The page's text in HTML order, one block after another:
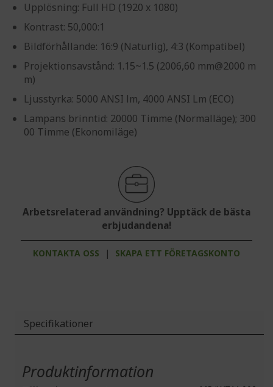
Upplösning: Full HD (1920 x 1080)
Kontrast: 50,000:1
Bildförhållande: 16:9 (Naturlig), 4:3 (Kompatibel)
Projektionsavstånd: 1.15~1.5 (2006,60 mm@2000 m
m)
Ljusstyrka: 5000 ANSI lm, 4000 ANSI Lm (ECO)
Lampans brinntid: 20000 Timme (Normalläge); 300
00 Timme (Ekonomiläge)
Arbetsrelaterad användning? Upptäck de bästa
erbjudandena!
KONTAKTA OSS | SKAPA ETT FÖRETAGSKONTO
Specifikationer
Produktinformation